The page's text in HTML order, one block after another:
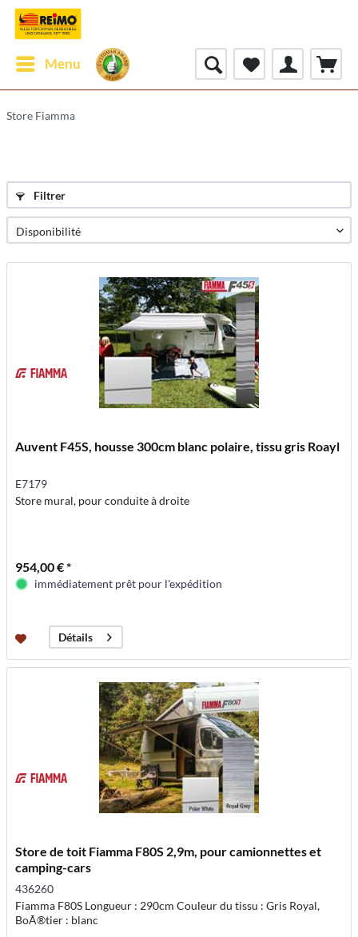
Menu
Store Fiamma
Filtrer
Auvent F45S, housse 300cm blanc polaire, tissu gris Roayl
E7179
Store mural, pour conduite à droite
954,00 € *
immédiatement prêt pour l'expédition
Détails
Store de toit Fiamma F80S 2,9m, pour camionnettes et
camping-cars
436260
Fiamma F80S Longueur : 290cm Couleur du tissu : Gris Royal,
BoÃ®tier : blanc